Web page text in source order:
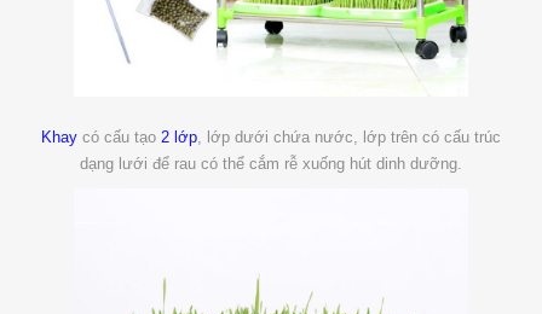
Khay có cấu tạo 2 lớp, lớp dưới chứa nước, lớp trên có cấu trúc
dạng lưới để rau có thể cắm rễ xuống hút dinh dưỡng.